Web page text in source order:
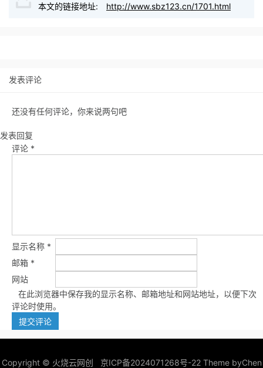
本文的链接地址:
http://www.sbz123.cn/1701.html
发表评论
还没有任何评论，你来说两句吧
发表回复
评论 *
显示名称 *
邮箱 *
网站
在此浏览器中保存我的显示名称、邮箱地址和网站地址，以便下次
评论时使用。
Copyright © 火烧云网创 京ICP备2024071268号-22Theme byChen